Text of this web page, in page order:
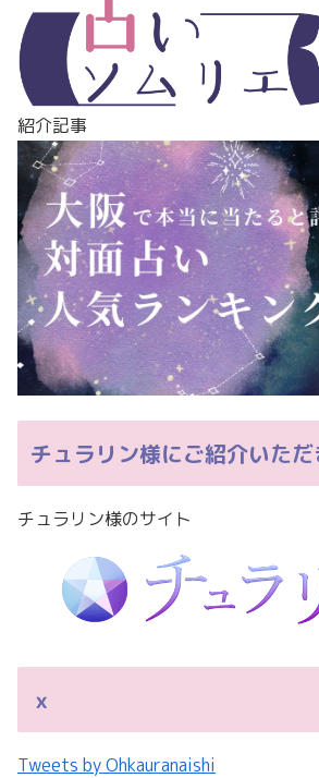
紹介記事
チュラリン様にご紹介いただ
チュラリン様のサイト
ｘ
Tweets by Ohkauranaishi